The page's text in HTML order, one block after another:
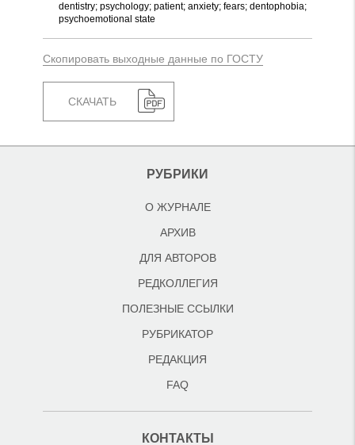
dentistry; psychology; patient; anxiety; fears; dentophobia;
psychoemotional state
Скопировать выходные данные по ГОСТУ
СКАЧАТЬ
РУБРИКИ
О ЖУРНАЛЕ
АРХИВ
ДЛЯ АВТОРОВ
РЕДКОЛЛЕГИЯ
ПОЛЕЗНЫЕ ССЫЛКИ
РУБРИКАТОР
РЕДАКЦИЯ
FAQ
КОНТАКТЫ